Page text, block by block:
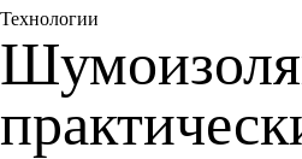
Технологии